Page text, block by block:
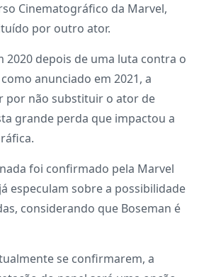
Cinematográfico da Marvel,
por outro ator.
2020 depois de uma luta contra o
anunciado em 2021, a
por não substituir o ator de
grande perda que impactou a
foi confirmado pela Marvel
especulam sobre a possibilidade
considerando que Boseman é
se confirmarem, a